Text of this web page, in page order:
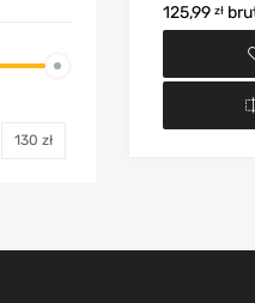
125,99 zł
130 zł